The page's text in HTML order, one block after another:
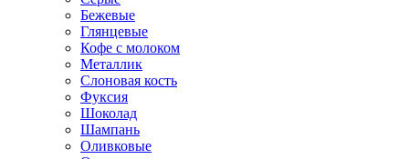
Бежевые
Глянцевые
Кофе с молоком
Металлик
Слоновая кость
Фуксия
Шоколад
Шампань
Оливковые